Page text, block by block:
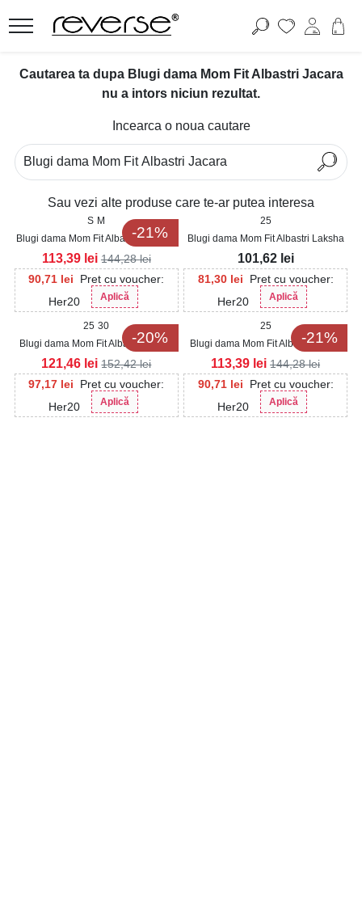
Cautarea ta dupa Blugi dama Mom Fit Albastri Jacara
nu a intors niciun rezultat.
Incearca o noua cautare
Sau vezi alte produse care te-ar putea interesa
-21%
S M
Blugi dama Mom Fit Albastri Loreyna
90,71 lei
Pret cu voucher:
Her20
Aplică
113,39 lei 144,28lei
25
Blugi dama Mom Fit Albastri Laksha
81,30 lei
Pret cu voucher:
Her20
Aplică
101,62 lei
-20%
25 30
Blugi dama Mom Fit Albastri Aleysa
97,17 lei
Pret cu voucher:
Her20
Aplică
121,46 lei 152,42lei
-21%
25
Blugi dama Mom Fit Albastri Ghala
90,71 lei
Pret cu voucher:
Her20
Aplică
113,39 lei 144,28lei